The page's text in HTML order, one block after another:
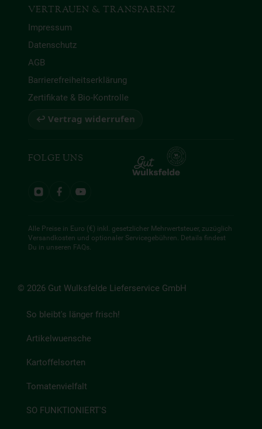
VERTRAUEN & TRANSPARENZ
Impressum
Datenschutz
AGB
Barrierefreiheitserklärung
Zertifikate & Bio-Kontrolle
↩ Vertrag widerrufen
FOLGE UNS
Alle Preise in Euro (€) inkl. gesetzlicher Mehrwertsteuer, zuzüglich
Versandkosten und optionaler Servicegebühren. Details findest
Du in unseren FAQs.
© 2026 Gut Wulksfelde Lieferservice GmbH
So bleibt's länger frisch!
Artikelwuensche
Kartoffelsorten
Tomatenvielfalt
SO FUNKTIONIERT'S